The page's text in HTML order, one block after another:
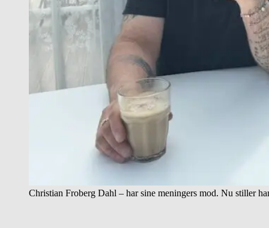
Christian Froberg Dahl – har sine meningers mod. Nu stiller